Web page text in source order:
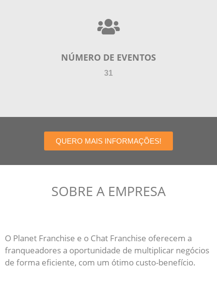
NÚMERO DE EVENTOS
31
QUERO MAIS INFORMAÇÕES!
SOBRE A EMPRESA
O Planet Franchise e o Chat Franchise oferecem a
franqueadores a oportunidade de multiplicar negócios
de forma eficiente, com um ótimo custo-benefício.